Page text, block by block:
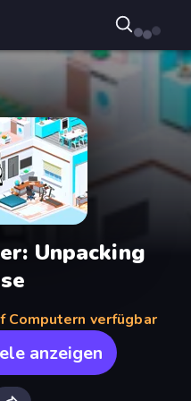
Unpacking
Computern verfügbar
anzeigen